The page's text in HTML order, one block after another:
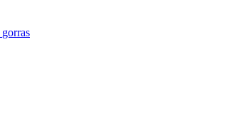
gorras